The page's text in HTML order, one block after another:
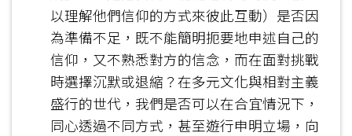
以理解他們信仰的方式來彼此互動）是否因
為準備不足，既不能簡明扼要地申述自己的
信仰，又不熟悉對方的信念，而在面對挑戰
時選擇沉默或退縮？在多元文化與相對主義
盛行的世代，我們是否可以在合宜情況下，
同心透過不同方式，甚至遊行申明立場，向